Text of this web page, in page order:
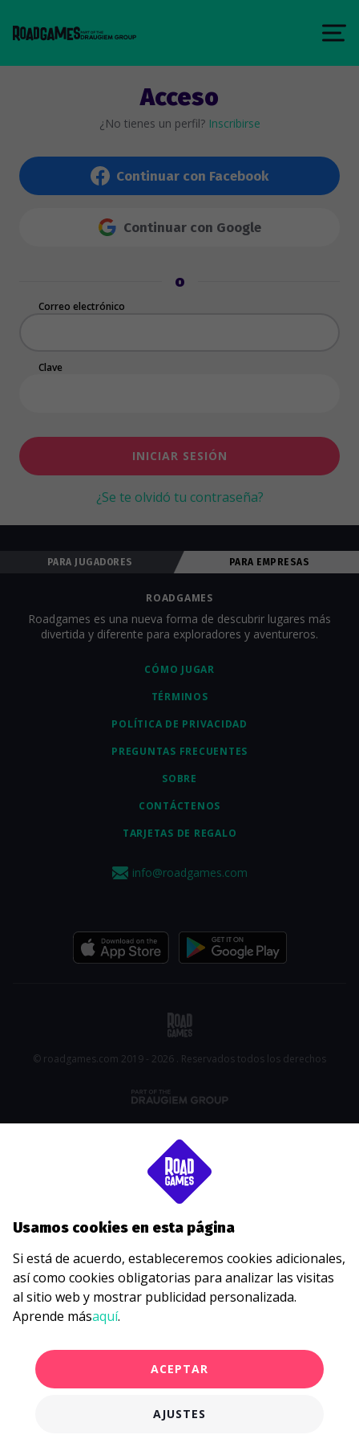
Acceso
¿No tienes un perfil? Inscribirse
Continuar con Facebook
Continuar con Google
o
Correo electrónico
Clave
INICIAR SESIÓN
¿Se te olvidó tu contraseña?
PARA JUGADORES PARA EMPRESAS
CÓMO JUGAR
TÉRMINOS
POLÍTICA DE PRIVACIDAD
PREGUNTAS FRECUENTES
SOBRE
CONTÁCTENOS
TARJETAS DE REGALO
ROADGAMES
Roadgames es una nueva forma de descubrir lugares más
divertida y diferente para exploradores y aventureros.
info@roadgames.com
© roadgames.com 2019 - 2026 . Reservados todos los derechos
Usamos cookies en esta página
Si está de acuerdo, estableceremos cookies adicionales,
así como cookies obligatorias para analizar las visitas
al sitio web y mostrar publicidad personalizada.
Aprende másaquí.
ACEPTAR
AJUSTES